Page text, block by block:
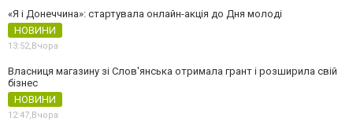
«Я і Донеччина»: стартувала онлайн-акція до Дня молоді
НОВИНИ
13:52, Вчора
Власниця магазину зі Слов'янська отримала грант і розширила свій
бізнес
НОВИНИ
12:47, Вчора